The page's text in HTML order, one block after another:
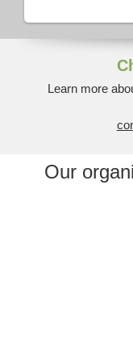
Learn more
Our